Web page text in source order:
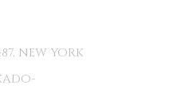
NEW YORK